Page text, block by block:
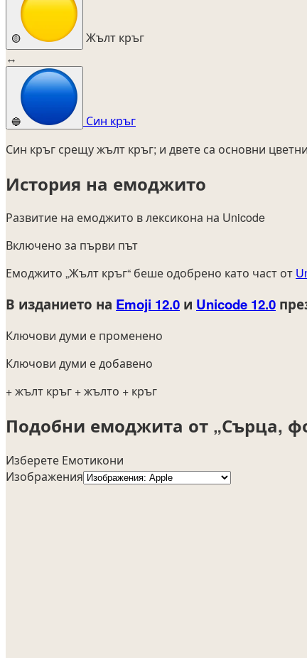
🟡
Жълт кръг
↔
🔵
Син кръг
Син кръг срещу жълт кръг; и двете са основни
История на емоджито
Развитие на емоджито в лексикона на Unicode
Включено за първи път
Емоджито „Жълт кръг“ беше одобрено като част от
В изданието на Emoji 12.0 и Unicode 12.0
Ключови думи е променено
Ключови думи е добавено
+ жълт кръг + жълто + кръг
Подобни емоджита от „Сърца,
Изберете Емотикони
Изображения